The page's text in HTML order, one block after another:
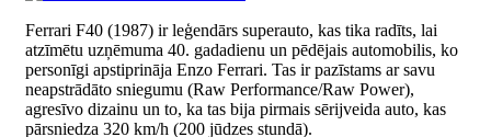
Scale
preces
daudzums
Ferrari F40 (1987) ir leģendārs superauto, kas tika radīts, lai
atzīmētu uzņēmuma 40. gadadienu un pēdējais automobilis, ko
personīgi apstiprināja Enzo Ferrari. Tas ir pazīstams ar savu
neapstrādāto sniegumu (Raw Performance/Raw Power),
agresīvo dizainu un to, ka tas bija pirmais sērijveida auto, kas
pārsniedza 320 km/h (200 jūdzes stundā).